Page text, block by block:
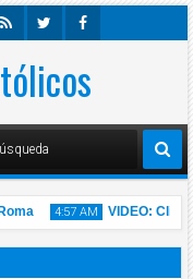
R Ook
4:57 AM
VIDEO: Click
Yepes